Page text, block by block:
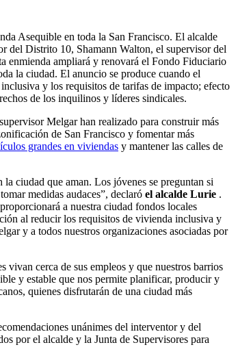
Asequible en toda la San Francisco. El alcalde
del Distrito 10, Shamann Walton, el supervisor del
enmienda ampliará y renovará el Fondo Fiduciario
la ciudad. El anuncio se produce cuando el
y los requisitos de tarifas de impacto; efecto
de los inquilinos y líderes sindicales.
Melgar han realizado para construir más
de San Francisco y fomentar más
grandes en viviendas y mantener las calles de
ciudad que aman. Los jóvenes se preguntan si
medidas audaces”, declaró el alcalde Lurie .
a nuestra ciudad fondos locales
al reducir los requisitos de vivienda inclusiva y
y a todos nuestros organizaciones asociadas por
vivan cerca de sus empleos y que nuestros barrios
y estable que nos permite planificar, producir y
quienes disfrutarán de una ciudad más
unánimes del interventor y del
por el alcalde y la Junta de Supervisores para